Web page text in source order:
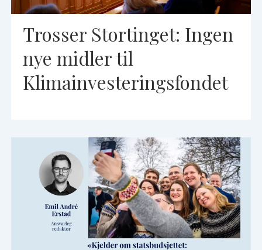
Trosser Stortinget: Ingen
nye midler til
Klimainvesteringsfondet